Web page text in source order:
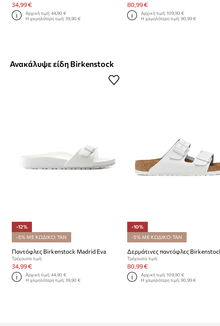
34,99 €
Αρχική τιμή:44,90 €
Η χαμηλότερη τιμή:39,90 €
80,99 €
Αρχική τιμή: 109,90 €
Η χαμηλότερη τιμή: 90,99 €
Ανακάλυψε είδη Birkenstock
-12%
-5% ΜΕ ΚΩΔΙΚΟ: TAN
Παντόφλες Birkenstock Madrid Eva
Τρέχουσα τιμή:
34,99 €
Αρχική τιμή:44,90 €
Η χαμηλότερη τιμή:39,90 €
-10%
-5% ΜΕ ΚΩΔΙΚΟ: TAN
Τρέχουσα τιμή:
80,99 €
Αρχική τιμή: 109,90 €
Η χαμηλότερη τιμή: 90,99 €